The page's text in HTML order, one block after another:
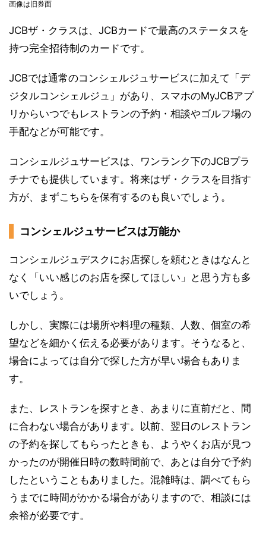
画像は旧券面
JCBザ・クラスは、JCBカードで最高のステータスを
持つ完全招待制のカードです。
JCBでは通常のコンシェルジュサービスに加えて「デ
ジタルコンシェルジュ」があり、スマホのMyJCBアプ
リからいつでもレストランの予約・相談やゴルフ場の
手配などが可能です。
コンシェルジュサービスは、ワンランク下のJCBプラ
チナでも提供しています。将来はザ・クラスを目指す
方が、まずこちらを保有するのも良いでしょう。
コンシェルジュサービスは万能か
コンシェルジュデスクにお店探しを頼むときはなんと
なく「いい感じのお店を探してほしい」と思う方も多
いでしょう。
しかし、実際には場所や料理の種類、人数、個室の希
望などを細かく伝える必要があります。そうなると、
場合によっては自分で探した方が早い場合もありま
す。
また、レストランを探すとき、あまりに直前だと、間
に合わない場合があります。以前、翌日のレストラン
の予約を探してもらったときも、ようやくお店が見つ
かったのが開催日時の数時間前で、あとは自分で予約
したということもありました。混雑時は、調べてもら
うまでに時間がかかる場合がありますので、相談には
余裕が必要です。